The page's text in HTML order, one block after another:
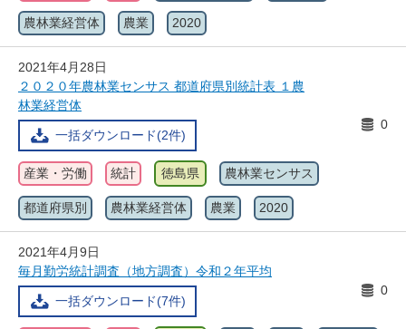
農林業経営体 農業 2020
2021年4月28日
２０２０年農林業センサス 都道府県別統計表 １農
林業経営体
一括ダウンロード(2件)
0
産業・労働 統計 徳島県 農林業センサス
都道府県別 農林業経営体 農業 2020
2021年4月9日
毎月勤労統計調査（地方調査）令和２年平均
一括ダウンロード(7件)
0